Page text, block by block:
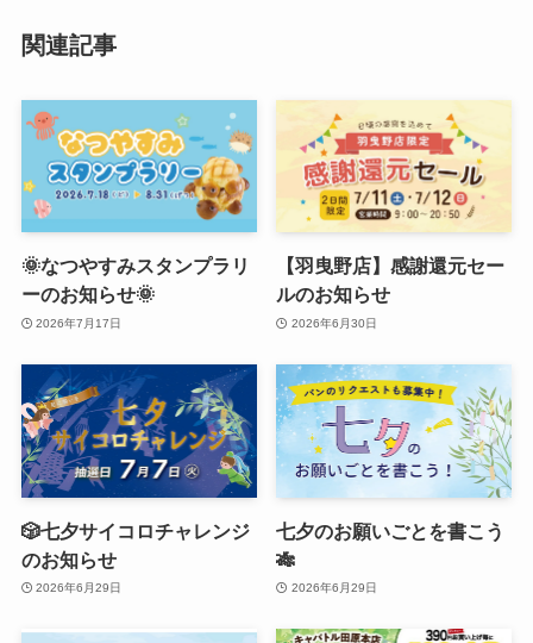
関連記事
🌞なつやすみスタンプラリ
ーのお知らせ🌞
2026年7月17日
【羽曳野店】感謝還元セー
ルのお知らせ
2026年6月30日
🎲七夕サイコロチャレンジ
のお知らせ
2026年6月29日
七夕のお願いごとを書こう
🎋
2026年6月29日